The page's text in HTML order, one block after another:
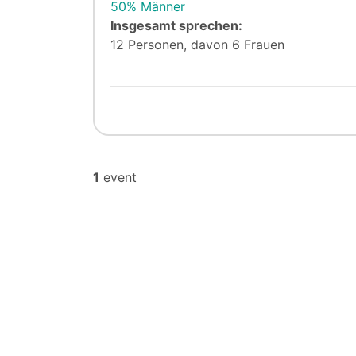
50% Männer
Insgesamt sprechen:
12 Personen, davon 6 Frauen
1 event